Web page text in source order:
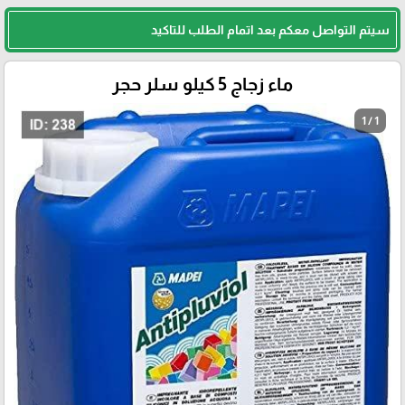
سيتم التواصل معكم بعد اتمام الطلب للتاكيد
ماء زجاج 5 كيلو سلر حجر
1 / 1